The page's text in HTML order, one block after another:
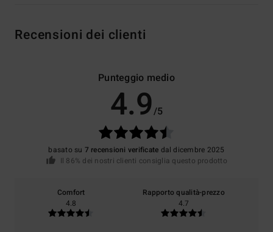
Recensioni dei clienti
Punteggio medio
4.9/5
basato su 7 recensioni verificate dal dicembre 2025
Il 86% dei nostri clienti consiglia questo prodotto
Comfort
4.8
Rapporto qualità-prezzo
4.7